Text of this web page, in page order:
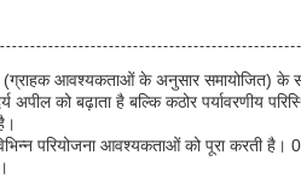
आवश्यकताओं के अनुसार समायोजित) के
को बढ़ाता है बल्कि कठोर पर्यावरणीय
परियोजना आवश्यकताओं को पूरा करती